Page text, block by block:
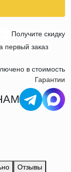
Получите скидку
первый заказ
в стоимость
Гарантии
Отзывы